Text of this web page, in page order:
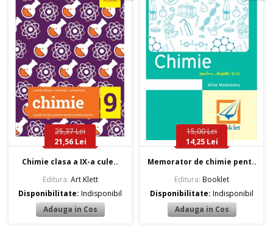
25,37 Lei
21,56 Lei
Chimie clasa a IX-a cule..
Editura: Art Klett
Disponibilitate:Indisponibil
15,00 Lei
14,25 Lei
Memorator de chimie pent..
Editura: Booklet
Disponibilitate:Indisponibil